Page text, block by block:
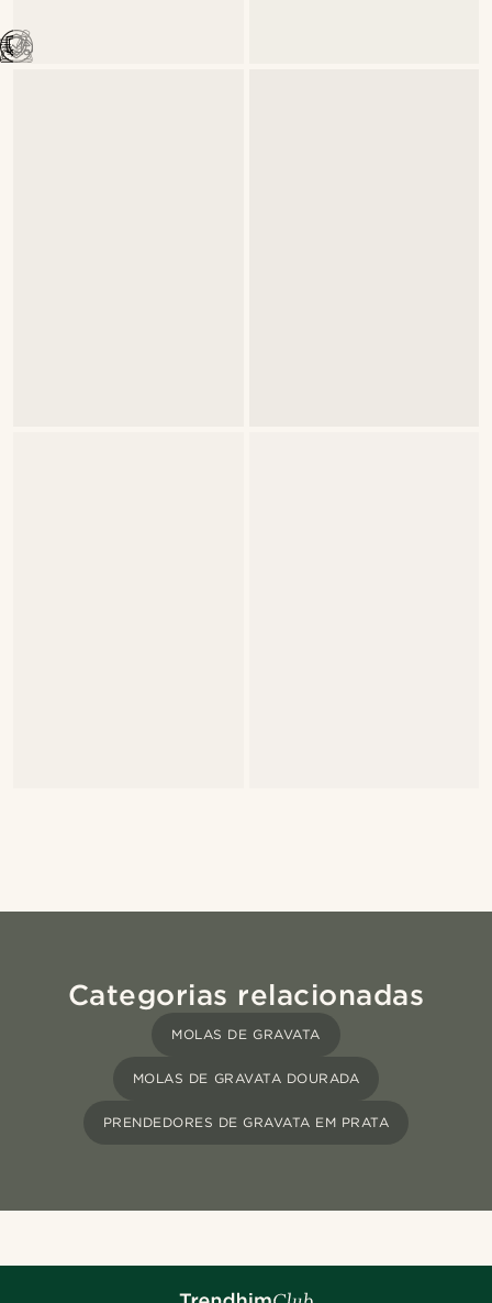
Categorias relacionadas
MOLAS DE GRAVATA
MOLAS DE GRAVATA DOURADA
PRENDEDORES DE GRAVATA EM PRATA